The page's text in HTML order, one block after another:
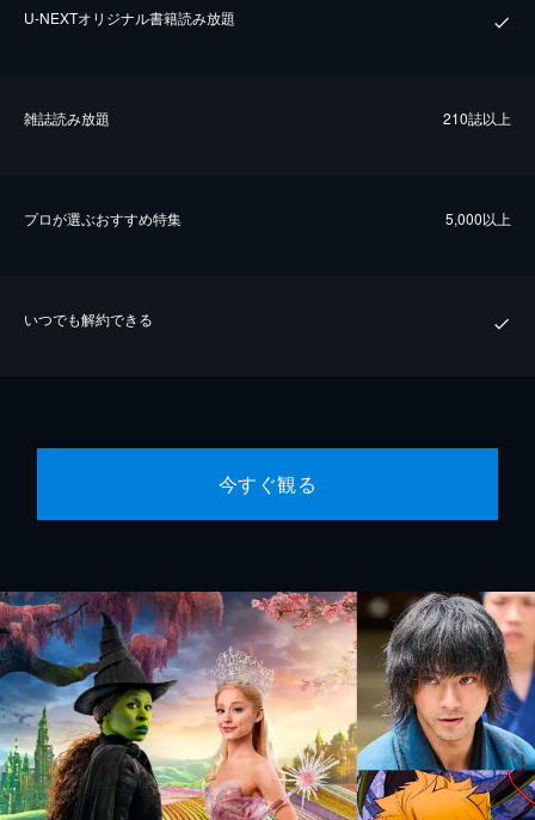
U-NEXTオリジナル書籍読み放題
雑誌読み放題 210誌以上
プロが選ぶおすすめ特集 5,000以上
いつでも解約できる
今すぐ観る